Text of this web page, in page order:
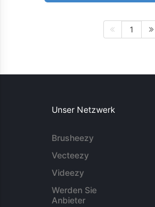
1
Unser Netzwerk
Brusheezy
Vecteezy
Videezy
Werden Sie
Anbieter